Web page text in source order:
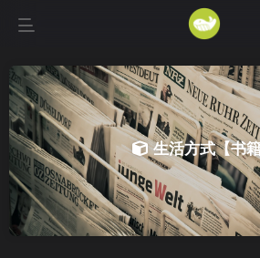
生活方式【书